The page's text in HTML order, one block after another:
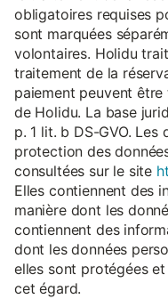
obligatoires requises
sont marquées
volontaires. Holidu
traitement de la
paiement peuvent
de Holidu. La base
p. 1 lit. b DS-GVO.
protection des
consultées sur le site
Elles contiennent des
manière dont les
contiennent des
dont les données
elles sont protégées
cet égard.